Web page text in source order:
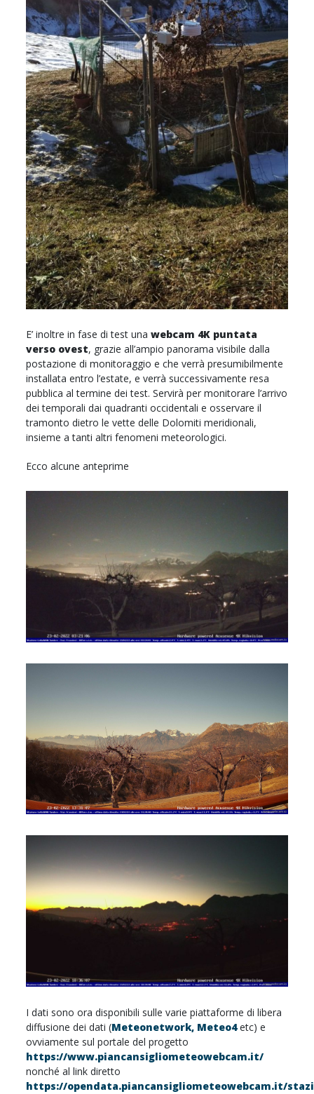
E’ inoltre in fase di test unawebcam 4K puntata
verso ovest, grazie all’ampio panorama visibile dalla
postazione di monitoraggio e che verrà presumibilmente
installata entro l’estate, e verrà successivamente resa
pubblica al termine dei test. Servirà per monitorare l’arrivo
dei temporali dai quadranti occidentali e osservare il
tramonto dietro le vette delle Dolomiti meridionali,
insieme a tanti altri fenomeni meteorologici.
Ecco alcune anteprime
I dati sono ora disponibili sulle varie piattaforme di libera
diffusione dei dati (Meteonetwork, Meteo4etc) e
ovviamente sul portale del progetto
https://www.piancansigliometeowebcam.it/
nonché al link diretto
https://opendata.piancansigliometeowebcam.it/